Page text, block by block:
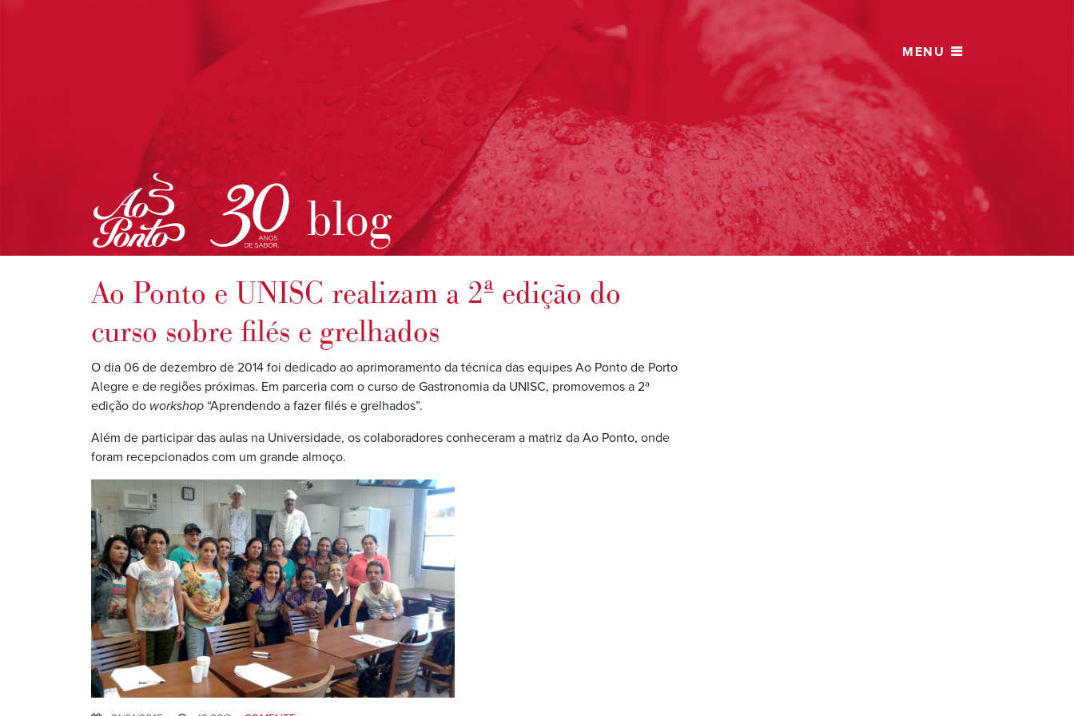
blog
Ao Ponto e UNISC realizam a 2ª edição do
curso sobre filés e grelhados
O dia 06 de dezembro de 2014 foi dedicado ao aprimoramento da técnica das equipes Ao Ponto de Porto
Alegre e de regiões próximas. Em parceria com o curso de Gastronomia da UNISC, promovemos a 2ª
edição do workshop “Aprendendo a fazer filés e grelhados”.
Além de participar das aulas na Universidade, os colaboradores conheceram a matriz da Ao Ponto, onde
foram recepcionados com um grande almoço.